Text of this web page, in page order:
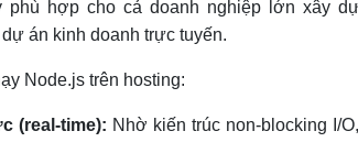
hợp cho cả doanh nghiệp lớn xây
án kinh doanh trực tuyến.
Node.js trên hosting:
(real-time): Nhờ kiến trúc non-blocking I/